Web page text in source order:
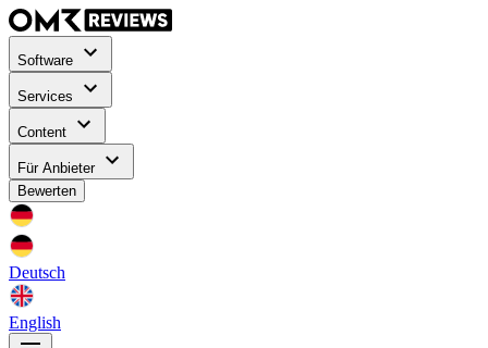
Software
Services
Content
Für Anbieter
Bewerten
Deutsch
English